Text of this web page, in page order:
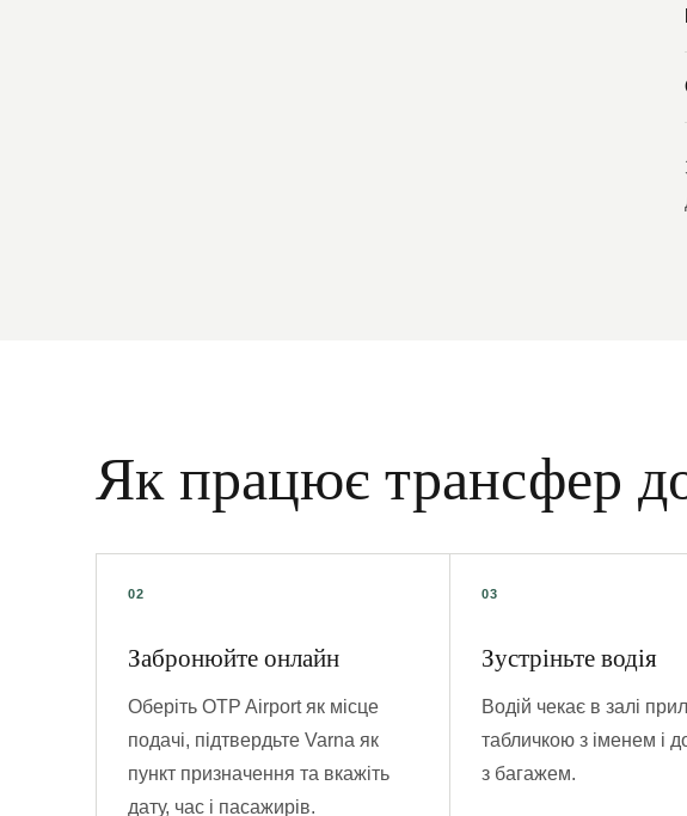
Як працює трансфер
Забронюйте онлайн
Оберіть OTP Airport як місце
подачі, підтвердьте Varna як
пункт призначення та вкажіть
дату, час і пасажирів.
Зустріньте водія
Водій чекає в залі
табличкою з іменем і
з багажем.